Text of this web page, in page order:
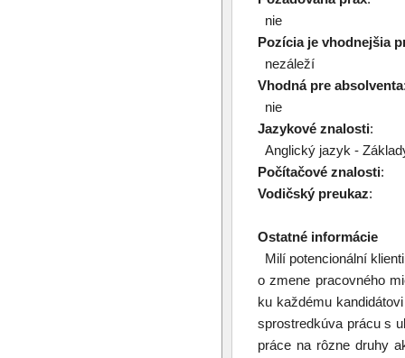
nie
Pozícia je vhodnejšia
nezáleží
Vhodná pre absolventa
nie
Jazykové znalosti:
Anglický jazyk -
Počítačové znalosti:
Vodičský preukaz:
Ostatné informácie
Milí potencionální
o zmene pracovného
ku každému
sprostredkúva prácu s
práce na rôzne druhy